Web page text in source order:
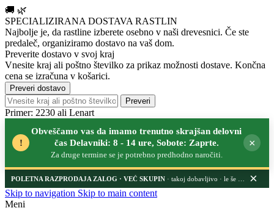
🚚 🌿
SPECIALIZIRANA DOSTAVA RASTLIN
Najbolje je, da rastline izberete osebno v naši drevesnici. Če ste
predaleč, organiziramo dostavo na vaš dom.
Preverite dostavo v svoj kraj
Vnesite kraj ali poštno številko za prikaz možnosti dostave. Končna
cena se izračuna v košarici.
Preveri dostavo
Preveri
Primer: 2230 ali Lenart
!
Obveščamo vas da imamo trenutno skrajšan delovni
čas Delavniki: 8 - 14 ure, Sobote: Zaprte.
Za druge termine se je potrebno predhodno naročiti.
×
POLETNA RAZPRODAJA ZALOG · takoj dobavljivo · le še nekaj dni ×
Skip to navigation Skip to main content
Meni